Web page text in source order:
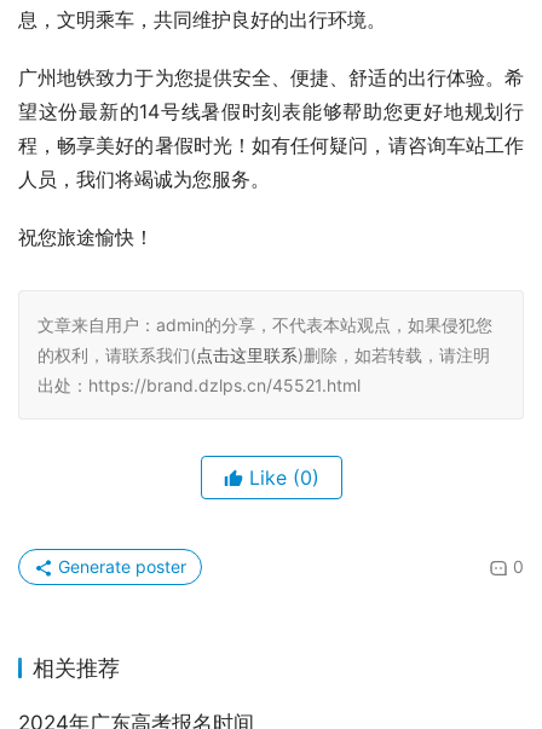
息，文明乘车，共同维护良好的出行环境。
广州地铁致力于为您提供安全、便捷、舒适的出行体验。希
望这份最新的14号线暑假时刻表能够帮助您更好地规划行
程，畅享美好的暑假时光！如有任何疑问，请咨询车站工作
人员，我们将竭诚为您服务。
祝您旅途愉快！
文章来自用户：admin的分享，不代表本站观点，如果侵犯您
的权利，请联系我们(点击这里联系)删除，如若转载，请注明
出处：https://brand.dzlps.cn/45521.html
Like (0)
0
Generate poster
相关推荐
2024年广东高考报名时间